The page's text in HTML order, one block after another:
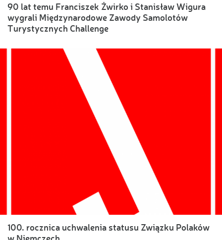
90 lat temu Franciszek Żwirko i Stanisław Wigura
wygrali Międzynarodowe Zawody Samolotów
Turystycznych Challenge
100. rocznica uchwalenia statusu Związku Polaków